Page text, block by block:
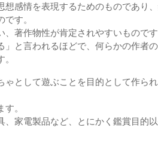
想感情を表現するためのものであり
す。
、著作物性が肯定されやすいものです
」と言われるほどで、何らかの作者
ゃとして遊ぶことを目的として作ら
す。
、家電製品など、とにかく鑑賞目的